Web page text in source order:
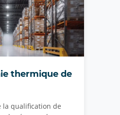
thermique de
la qualification de